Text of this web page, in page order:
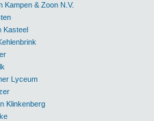
Kampen & Zoon N.V.
Kasteel
Lyceum
Klinkenberg